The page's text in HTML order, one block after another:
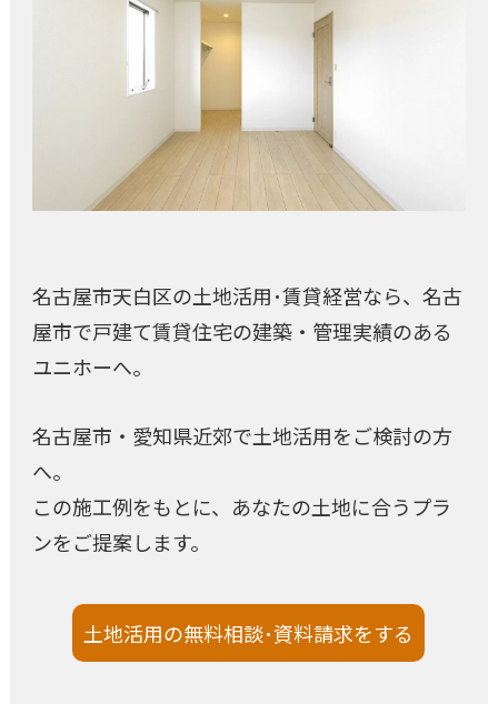
名古屋市天白区の土地活用･賃貸経営なら、名古
屋市で戸建て賃貸住宅の建築・管理実績のある
ユニホーへ。
名古屋市・愛知県近郊で土地活用をご検討の方
へ。
この施工例をもとに、あなたの土地に合うプラ
ンをご提案します。
土地活用の無料相談･資料請求をする